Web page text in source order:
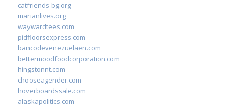
catfriends-bg.org
marianlives.org
waywardtees.com
pidfloorsexpress.com
bancodevenezuelaen.com
bettermoodfoodcorporation.com
hingstonnt.com
chooseagender.com
hoverboardssale.com
alaskapolitics.com